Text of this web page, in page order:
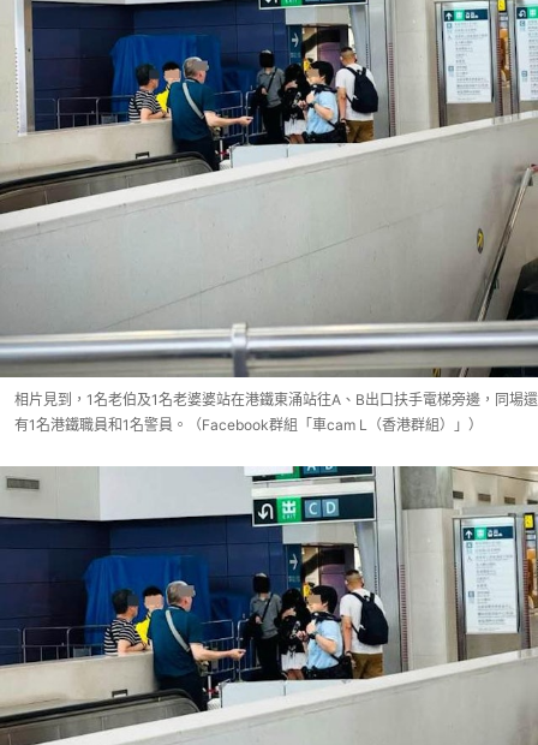
相片見到，1名老伯及1名老婆婆站在港鐵東涌站往A、B出口扶手電梯旁邊，同場還
有1名港鐵職員和1名警員。（Facebook群組「車cam L（香港群組）」）